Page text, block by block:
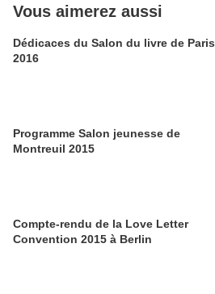
Vous aimerez aussi
Dédicaces du Salon du livre de Paris
2016
Programme Salon jeunesse de
Montreuil 2015
Compte-rendu de la Love Letter
Convention 2015 à Berlin